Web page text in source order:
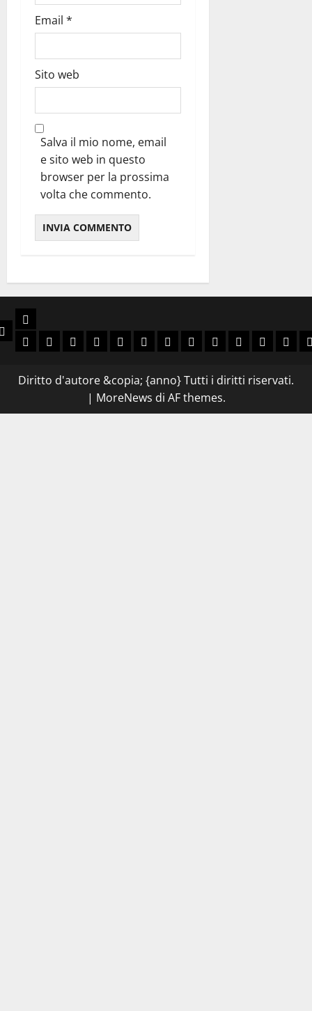
Email *
Sito web
Salva il mio nome, email
e sito web in questo
browser per la prossima
volta che commento.
Siamo
Libri
Slava Ukraini
Viva Brasil
Arriba España
Rivoluzione Conservatrice
Anni Decisivi
Guerra Civile Europea
Laboratorio delle idee
Ellade e Roma Antica
Spada e Corona
Avventura
Sol
Diritto d'autore &copia; {anno} Tutti i diritti riservati.
| MoreNews di AF themes.